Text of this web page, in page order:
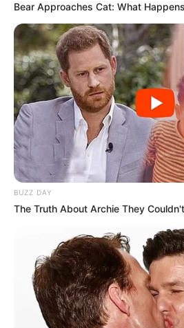
Bear Approaches Cat: What
BUZZ DAY
The Truth About Archie They